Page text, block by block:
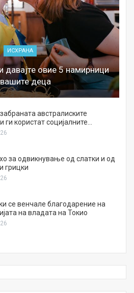
ИСХРАНА
давајте овие 5 намирници
деца
забраната австралиските
ги користат социјалните…
за одвикнување од слатки и од
грицки
се венчале благодарение на
на владата на Токио